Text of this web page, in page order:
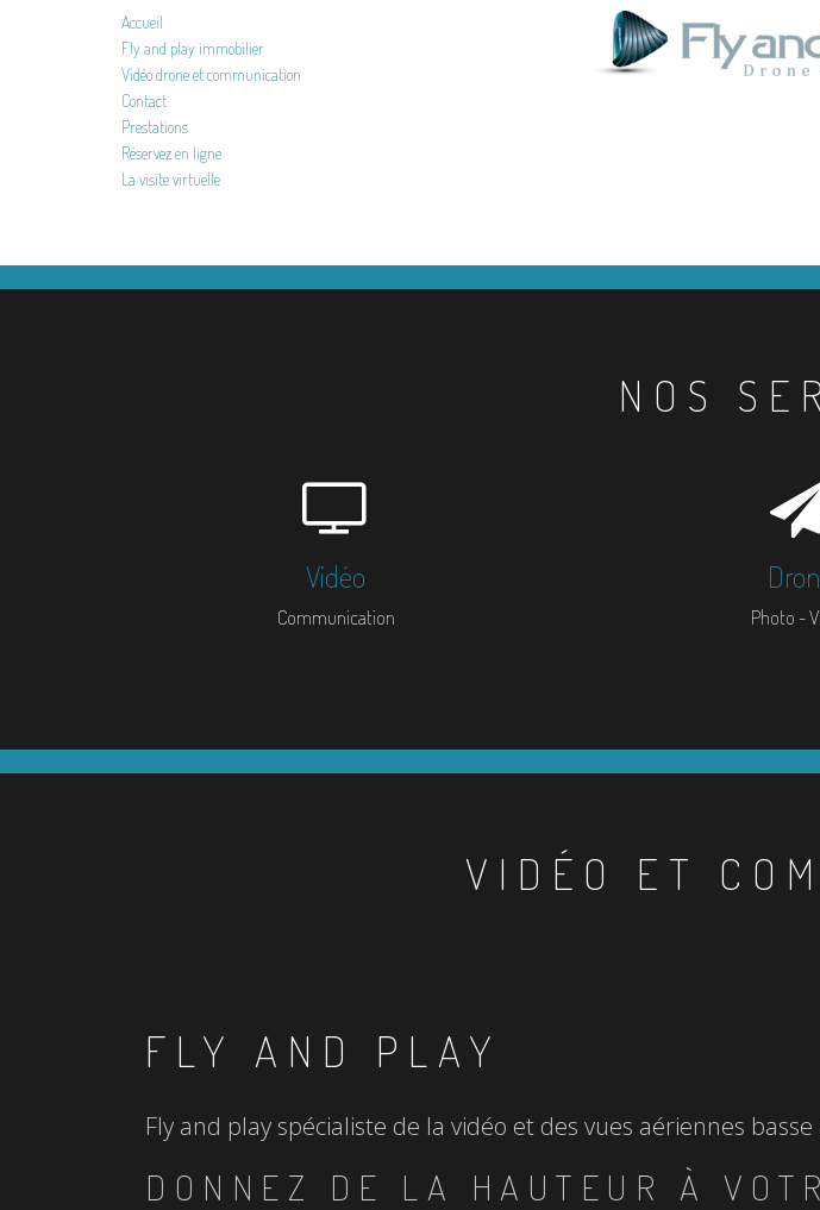
Accueil
Fly and play immobilier
Vidéo drone et communication
Contact
Prestations
Réservez en ligne
La visite virtuelle
NOS
Vidéo
Communication Photo -
VIDÉO ET
FLY AND PLAY
Fly and play spécialiste de la vidéo et des vues aériennes
DONNEZ DE LA HAUTEUR À